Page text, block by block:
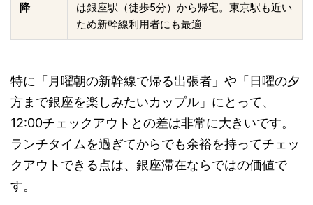
降
は銀座駅（徒歩5分）から帰宅。東京駅も近い
ため新幹線利用者にも最適
特に「月曜朝の新幹線で帰る出張者」や「日曜の夕
方まで銀座を楽しみたいカップル」にとって、
12:00チェックアウトとの差は非常に大きいです。
ランチタイムを過ぎてからでも余裕を持ってチェッ
クアウトできる点は、銀座滞在ならではの価値で
す。